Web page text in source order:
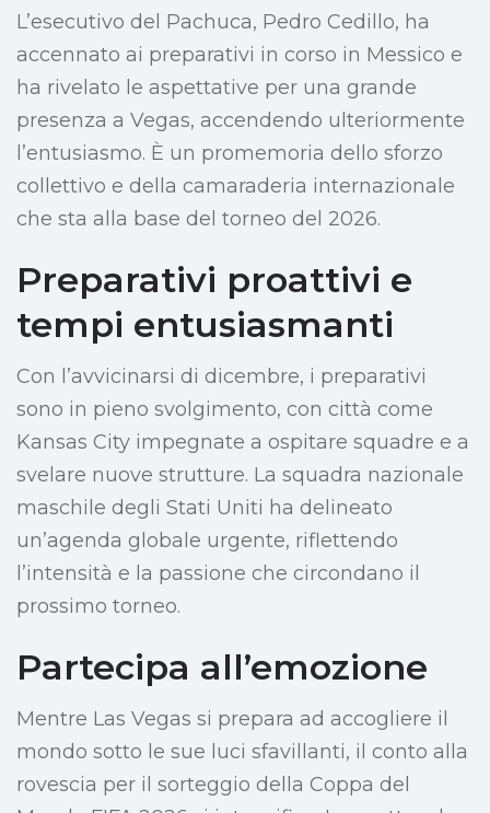
L’esecutivo del Pachuca, Pedro Cedillo, ha
accennato ai preparativi in corso in Messico e
ha rivelato le aspettative per una grande
presenza a Vegas, accendendo ulteriormente
l’entusiasmo. È un promemoria dello sforzo
collettivo e della camaraderia internazionale
che sta alla base del torneo del 2026.
Preparativi proattivi e
tempi entusiasmanti
Con l’avvicinarsi di dicembre, i preparativi
sono in pieno svolgimento, con città come
Kansas City impegnate a ospitare squadre e a
svelare nuove strutture. La squadra nazionale
maschile degli Stati Uniti ha delineato
un’agenda globale urgente, riflettendo
l’intensità e la passione che circondano il
prossimo torneo.
Partecipa all’emozione
Mentre Las Vegas si prepara ad accogliere il
mondo sotto le sue luci sfavillanti, il conto alla
rovescia per il sorteggio della Coppa del